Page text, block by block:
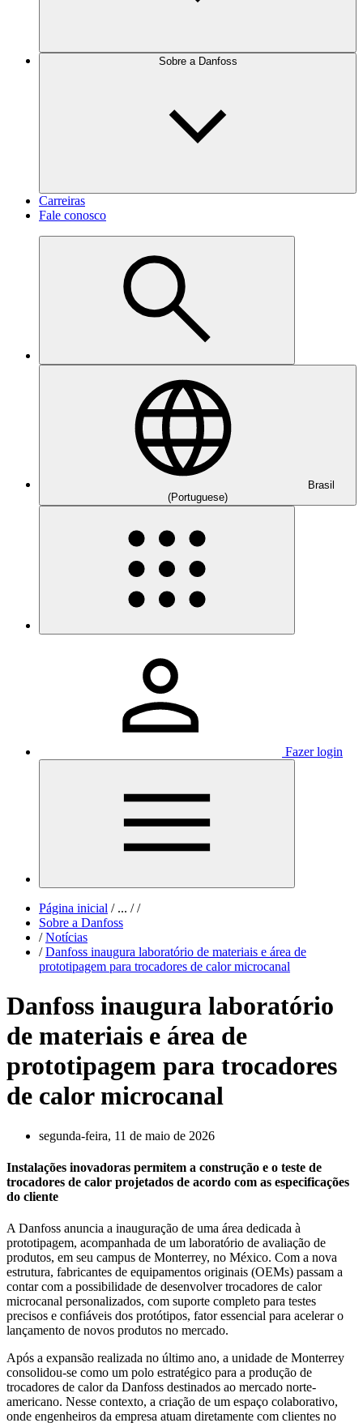
Sobre a Danfoss
Carreiras
Fale conosco
Brasil
(Portuguese)
Fazer login
Página inicial /... / /
Sobre a Danfoss
/ Notícias
/ Danfoss inaugura laboratório de materiais e área de
prototipagem para trocadores de calor microcanal
Danfoss inaugura laboratório
de materiais e área de
prototipagem para trocadores
de calor microcanal
segunda-feira, 11 de maio de 2026
Instalações inovadoras permitem a construção e o teste de
trocadores de calor projetados de acordo com as especificações
do cliente
A Danfoss anuncia a inauguração de uma área dedicada à
prototipagem, acompanhada de um laboratório de avaliação de
produtos, em seu campus de Monterrey, no México. Com a nova
estrutura, fabricantes de equipamentos originais (OEMs) passam a
contar com a possibilidade de desenvolver trocadores de calor
microcanal personalizados, com suporte completo para testes
precisos e confiáveis dos protótipos, fator essencial para acelerar o
lançamento de novos produtos no mercado.
Após a expansão realizada no último ano, a unidade de Monterrey
consolidou-se como um polo estratégico para a produção de
trocadores de calor da Danfoss destinados ao mercado norte-
americano. Nesse contexto, a criação de um espaço colaborativo,
onde engenheiros da empresa atuam diretamente com clientes no